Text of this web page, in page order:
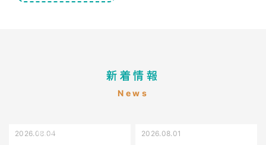
新着情報
News
受け口（しゃくれている）
2026.08.04 2026.08.01